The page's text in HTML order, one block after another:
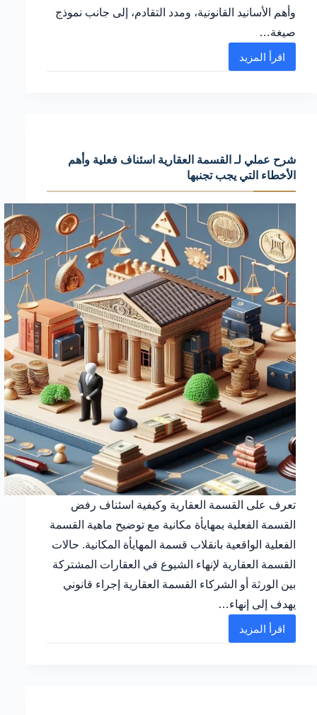
وأهم الأسانيد القانونية، ومدد التقادم، إلى جانب نموذج
صيغة…
اقرأ المزيد
رفع
الإجراءات
القانونية
التنفيذ
الجبري
شرح عملي لـ القسمة العقارية اسئناف فعلية وأهم
الأخطاء التي يجب تجنبها
تعرف على القسمة العقارية وكيفية اسئناف رفض
القسمة الفعلية بمهايأة مكانية مع توضيح ماهية القسمة
الفعلية الواقعية بانقلاب قسمة المهايأة المكانية. حالات
القسمة العقارية لإنهاء الشيوع في العقارات المشتركة
بين الورثة أو الشركاء القسمة العقارية إجراء قانوني
يهدف إلى إنهاء…
اقرأ المزيد
شرح